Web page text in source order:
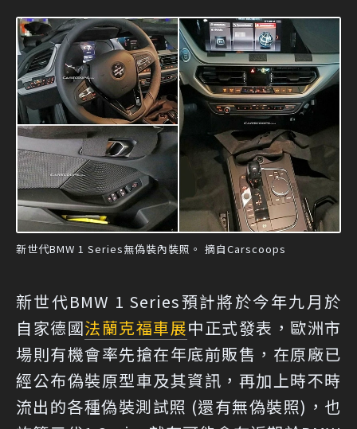
新世代BMW 1 Series無偽裝內裝照。 摘自Carscoops
新世代BMW 1 Series預計將於今年九月於
自家德國法蘭克福車展中正式發表，歐洲市
場則有機會率先搶在年底前販售，在原廠已
經公布偽裝原型車及其資訊，再加上時不時
流出的各種偽裝測試照 (還有無偽裝照)，也